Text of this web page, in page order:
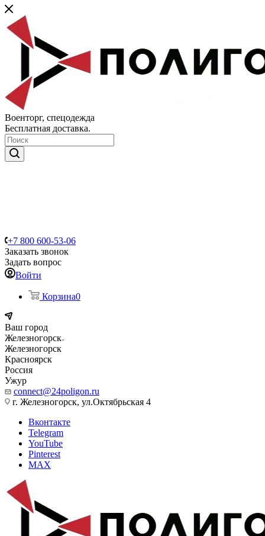
Военторг, спецодежда
Бесплатная доставка.
+7 800 600-53-06
Заказать звонок
Задать вопрос
Войти
Корзина0
Ваш город
Железногорск
Железногорск
Красноярск
Россия
Ужур
connect@24poligon.ru
г. Железногорск, ул.Октябрьская 4
Вконтакте
Telegram
YouTube
Pinterest
MAX